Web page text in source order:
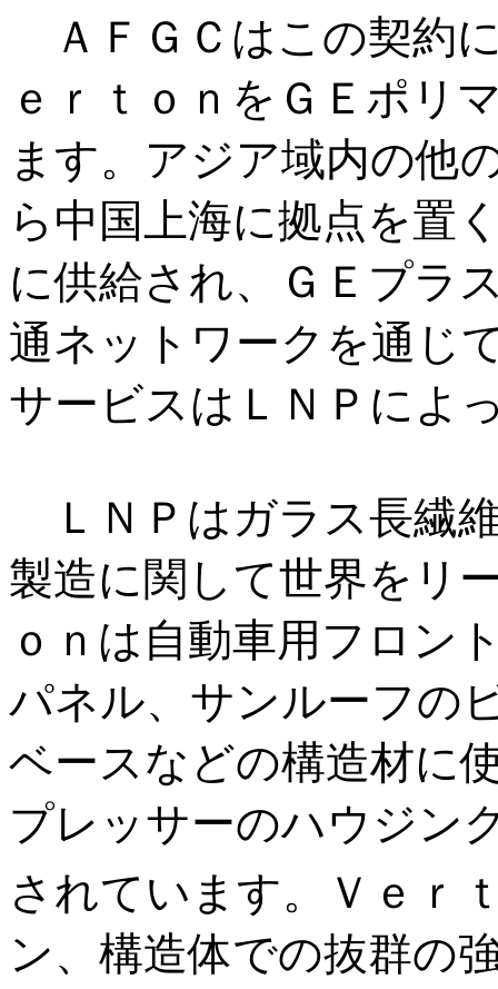
ＡＦＧＣはこの契約
ｅｒｔｏｎをＧＥポリ
ます。アジア域内の他
ら中国上海に拠点を置
に供給され、ＧＥプラ
通ネットワークを通じ
サービスはＬＮＰによ
ＬＮＰはガラス長繊
製造に関して世界をリ
ｏｎは自動車用フロン
パネル、サンルーフの
ベースなどの構造材に
プレッサーのハウジン
されています。Ｖｅｒ
ン、構造体での抜群の